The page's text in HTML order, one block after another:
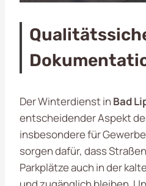
Der Winterdienst in Bad
entscheidender Aspekt
insbesondere für
sorgen dafür, dass
Parkplätze auch in der